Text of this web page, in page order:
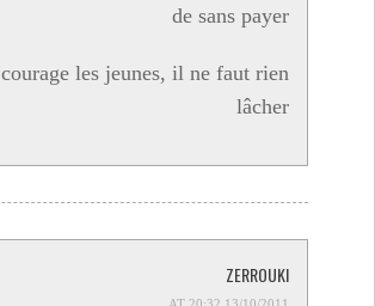
de sans payer
courage les jeunes, il ne faut rien
lâcher
ZERROUKI